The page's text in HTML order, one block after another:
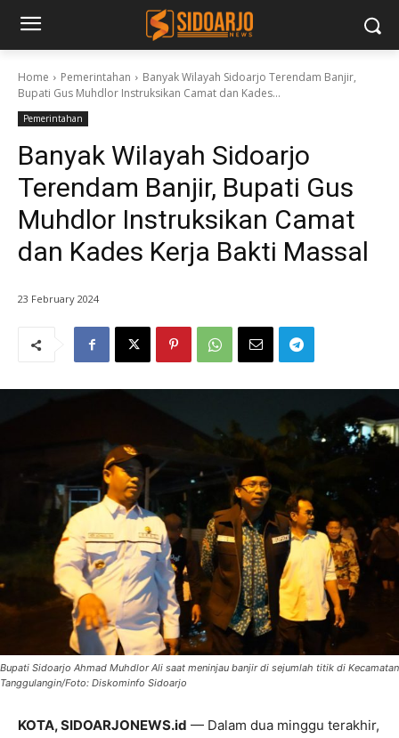
Home Pemerintahan
Banyak Wilayah Sidoarjo Terendam Banjir,
Bupati Gus Muhdlor Instruksikan Camat dan Kades...
Pemerintahan
Banyak Wilayah Sidoarjo
Terendam Banjir, Bupati Gus
Muhdlor Instruksikan Camat
dan Kades Kerja Bakti Massal
23 February 2024
Bupati Sidoarjo Ahmad Muhdlor Ali saat meninjau banjir di sejumlah titik di Kecamatan
Tanggulangin/Foto: Diskominfo Sidoarjo
KOTA, SIDOARJONEWS.id — Dalam dua minggu terakhir,